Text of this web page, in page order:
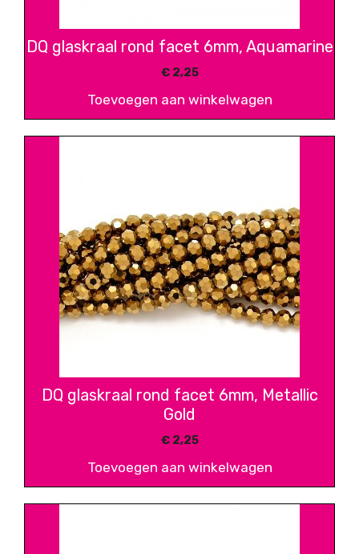
DQ glaskraal rond facet 6mm, Aquamarine
€2,25
Toevoegen aan winkelwagen
DQ glaskraal rond facet 6mm, Metallic
Gold
€2,25
Toevoegen aan winkelwagen